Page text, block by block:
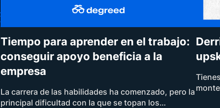
Tiempo para aprender en el trabajo:
conseguir apoyo beneficia a la
empresa
La carrera de las habilidades ha comenzado, pero la
principal dificultad con la que se topan los